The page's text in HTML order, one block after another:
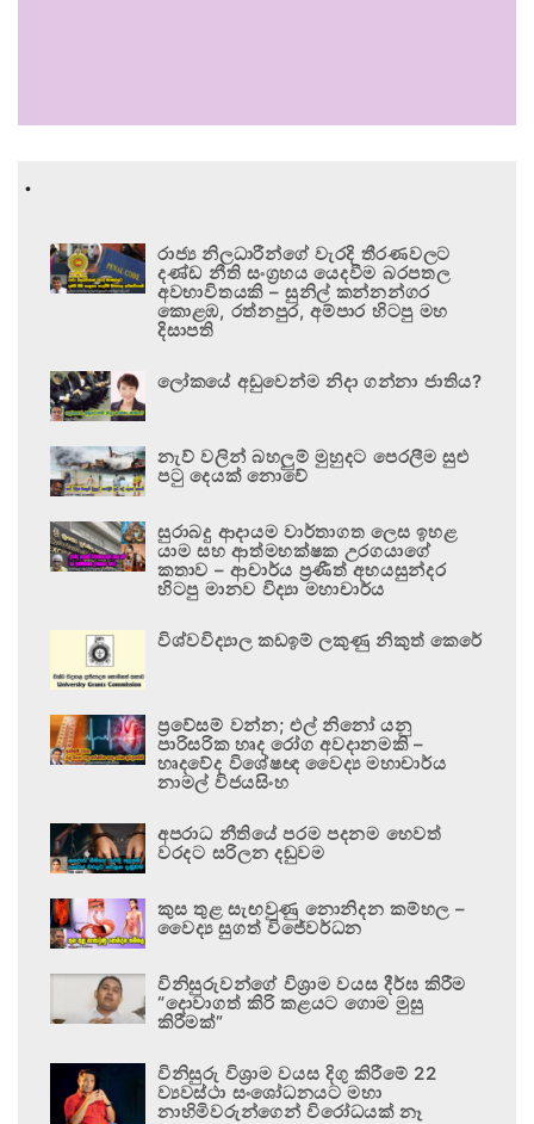
.
රාජ්‍ය නිලධාරීන්ගේ වැරදි තීරණවලට
දණ්ඩ නීති සංග්‍රහය යෙදවීම බරපතල
අවභාවිතයකි – සුනිල් කන්නන්ගර
කොළඹ, රත්නපුර, අම්පාර හිටපු මහ
දිසාපති
ලෝකයේ අඩුවෙන්ම නිදා ගන්නා ජාතිය?
නැව් වලින් බහලුම් මුහුදට පෙරලීම සුළු
පටු දෙයක් නොවේ
සුරාබදු ආදායම වාර්තාගත ලෙස ඉහළ
යාම සහ ආත්මභක්ෂක උරගයාගේ
කතාව – ආචාර්ය ප්‍රණීත් අභයසුන්දර
හිටපු මානව විද්‍යා මහාචාර්ය
විශ්වවිද්‍යාල කඩඉම් ලකුණු නිකුත් කෙරේ
ප්‍රවේසම් වන්න; එල් නිනෝ යනු
පාරිසරික හෘද රෝග අවදානමකි –
හෘදවේද විශේෂඥ වෛද්‍ය මහාචාර්ය
නාමල් විජයසිංහ
අපරාධ නීතියේ පරම පදනම හෙවත්
වරදට සරිලන දඬුවම
කුස තුළ සැඟවුණු නොනිදන කම්හල –
වෛද්‍ය සුගත් විජේවර්ධන
විනිසුරුවන්ගේ විශ්‍රාම වයස දීර්ඝ කිරීම
“දොවාගත් කිරි කළයට ගොම මුසු
කිරීමක්”
විනිසුරු විශ්‍රාම වයස දිගු කිරීමේ 22
ව්‍යවස්ථා සංශෝධනයට මහා
නාහිමිවරුන්ගෙන් විරෝධයක් නෑ